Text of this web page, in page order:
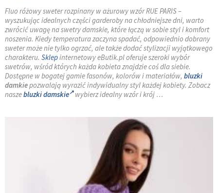
Fluo różowy sweter rozpinany w ażurowy wzór RUE PARIS –
wyszukując idealnych części garderoby na chłodniejsze dni, warto
zwrócić uwagę na swetry damskie, które łączą w sobie styl i komfort
noszenia. Kiedy temperatura zaczyna spadać, odpowiednio dobrany
sweter może nie tylko ogrzać, ale także dodać stylizacji wyjątkowego
charakteru. Sklepinternetowy eButik.pl oferuje szeroki wybór
swetrów, wśród których każda kobieta znajdzie coś dla siebie.
Dostępne w bogatej gamie fasonów, kolorów i materiałów, bluzki
damkiepozwalają wyrazić indywidualny styl każdej kobiety. Zobacz
naszebluzki damskie wybierz idealny wzór i krój …